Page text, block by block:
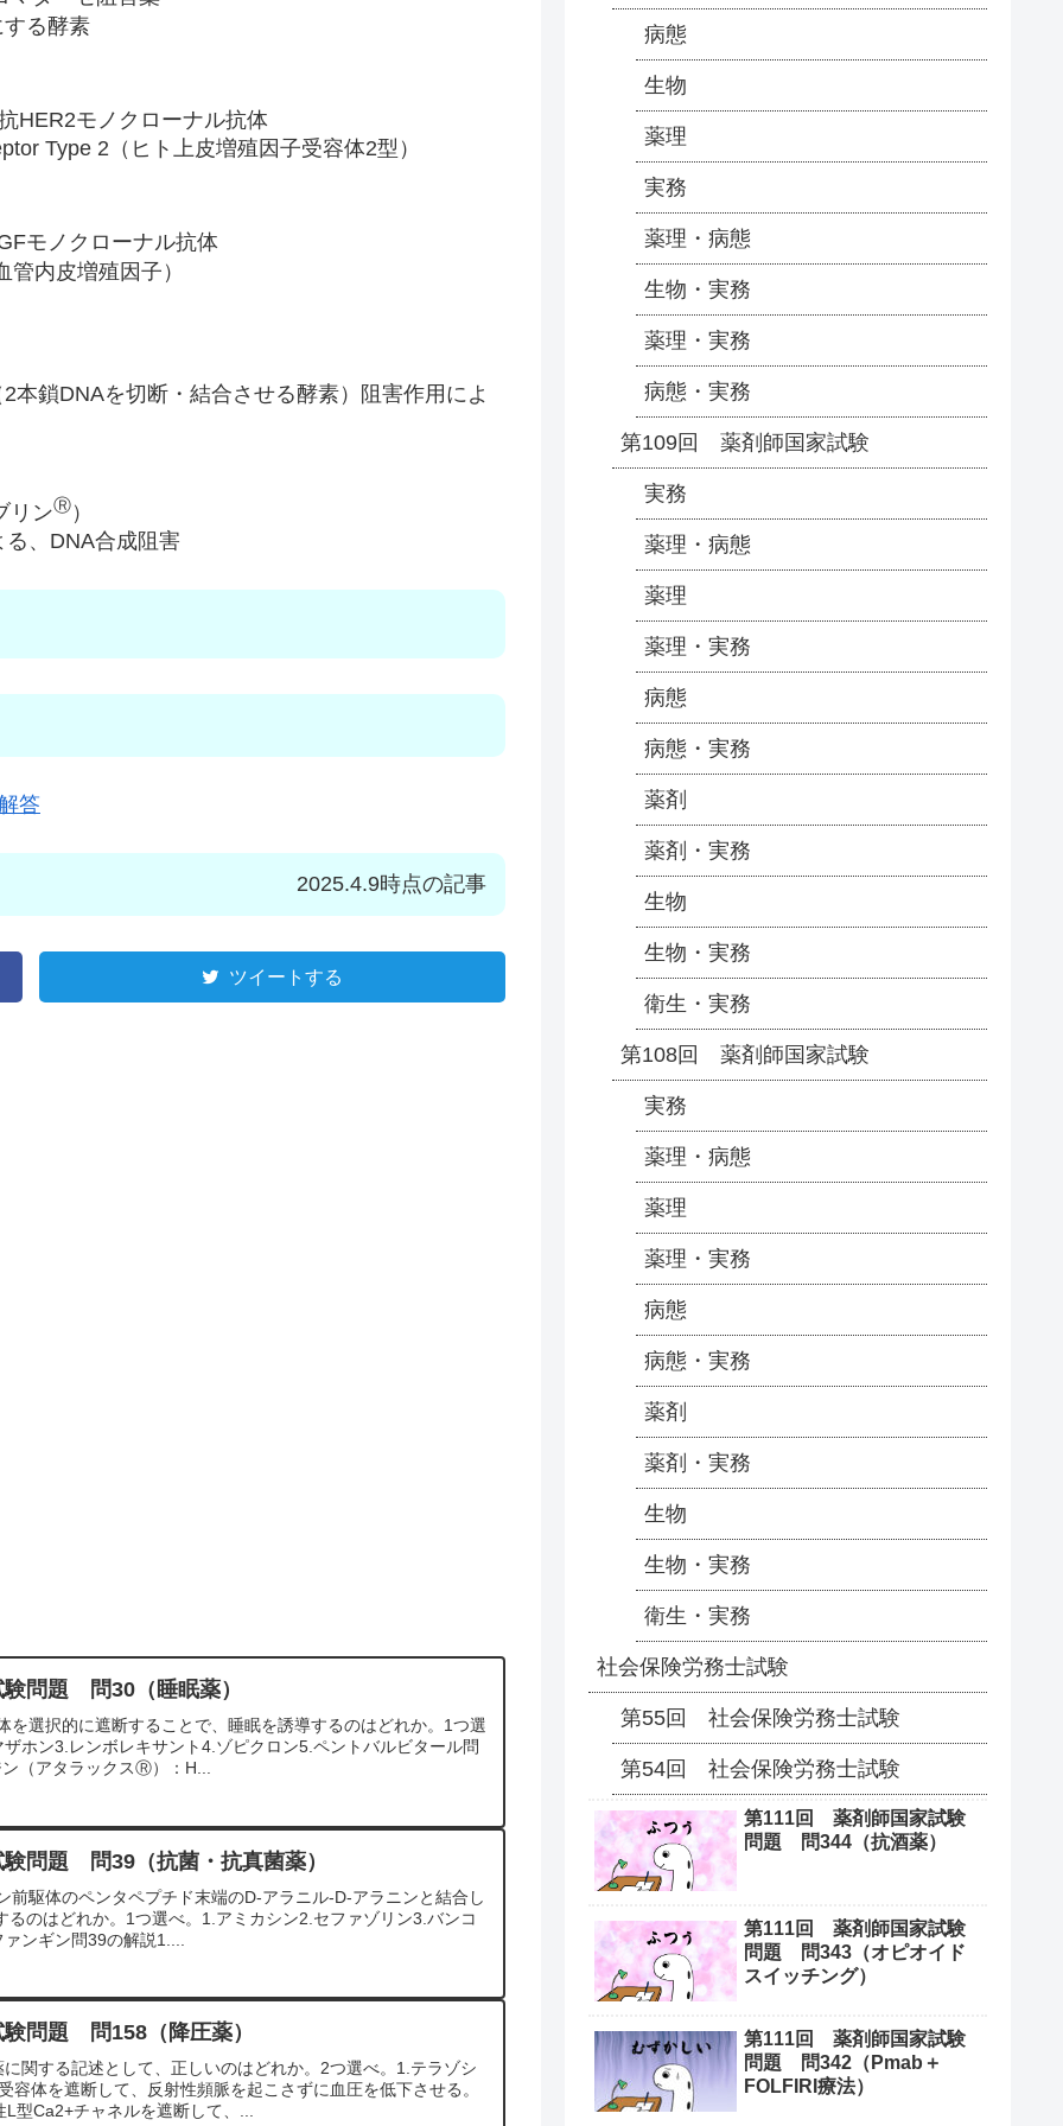
る酵素
HER2モノクローナル抗体
Type 2（ヒト上皮増殖因子受容体2型）
モノクローナル抗体
内皮増殖因子）
鎖DNAを切断・結合させる酵素）阻害作用によ
リンⓇ）
、DNA合成阻害
答
2025.4.9時点の記事
ツイートする
問題 問30（睡眠薬）
を選択的に遮断することで、睡眠を誘導するのはどれか。1つ選
ホン3.レンボレキサント4.ゾピクロン5.ペントバルビタール問
（アタラックスⓇ）：H...
問題 問39（抗菌・抗真菌薬）
前駆体のペンタペプチド末端のD-アラニル-D-アラニンと結合し
るのはどれか。1つ選べ。1.アミカシン2.セファゾリン3.バンコ
ンギン問39の解説1....
問題 問158（降圧薬）
関する記述として、正しいのはどれか。2つ選べ。1.テラゾシ
容体を遮断して、反射性頻脈を起こさずに血圧を低下させる。
型Ca2+チャネルを遮断して、...
病態
生物
薬理
実務
薬理・病態
生物・実務
薬理・実務
病態・実務
第109回 薬剤師国家試験
実務
薬理・病態
薬理
薬理・実務
病態
病態・実務
薬剤
薬剤・実務
生物
生物・実務
衛生・実務
第108回 薬剤師国家試験
実務
薬理・病態
薬理
薬理・実務
病態
病態・実務
薬剤
薬剤・実務
生物
生物・実務
衛生・実務
社会保険労務士試験
第55回 社会保険労務士試験
第54回 社会保険労務士試験
第111回 薬剤師国家試験
問題 問344（抗酒薬）
第111回 薬剤師国家試験
問題 問343（オピオイド
スイッチング）
第111回 薬剤師国家試験
問題 問342（Pmab＋
FOLFIRI療法）